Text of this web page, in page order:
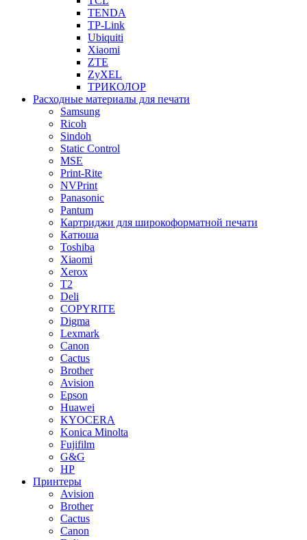
TENDA
TP-Link
Ubiquiti
Xiaomi
ZTE
ZyXEL
ТРИКОЛОР
Расходные материалы для печати
Samsung
Ricoh
Sindoh
Static Control
MSE
Print-Rite
NVPrint
Panasonic
Pantum
Картриджи для широкоформатной печати
Катюша
Toshiba
Xiaomi
Xerox
T2
Deli
COPYRITE
Digma
Lexmark
Canon
Cactus
Brother
Avision
Epson
Huawei
KYOCERA
Konica Minolta
Fujifilm
G&G
HP
Принтеры
Avision
Brother
Cactus
Canon